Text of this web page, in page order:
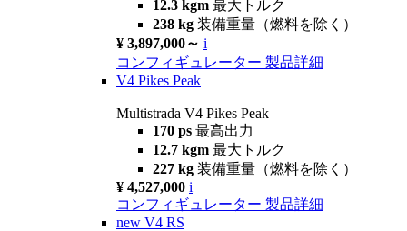
12.3 kgm 最大トルク
238 kg 装備重量（燃料を除く）
¥ 3,897,000～ i
コンフィギュレーター 製品詳細
V4 Pikes Peak
Multistrada V4 Pikes Peak
170 ps 最高出力
12.7 kgm 最大トルク
227 kg 装備重量（燃料を除く）
¥ 4,527,000 i
コンフィギュレーター 製品詳細
new V4 RS